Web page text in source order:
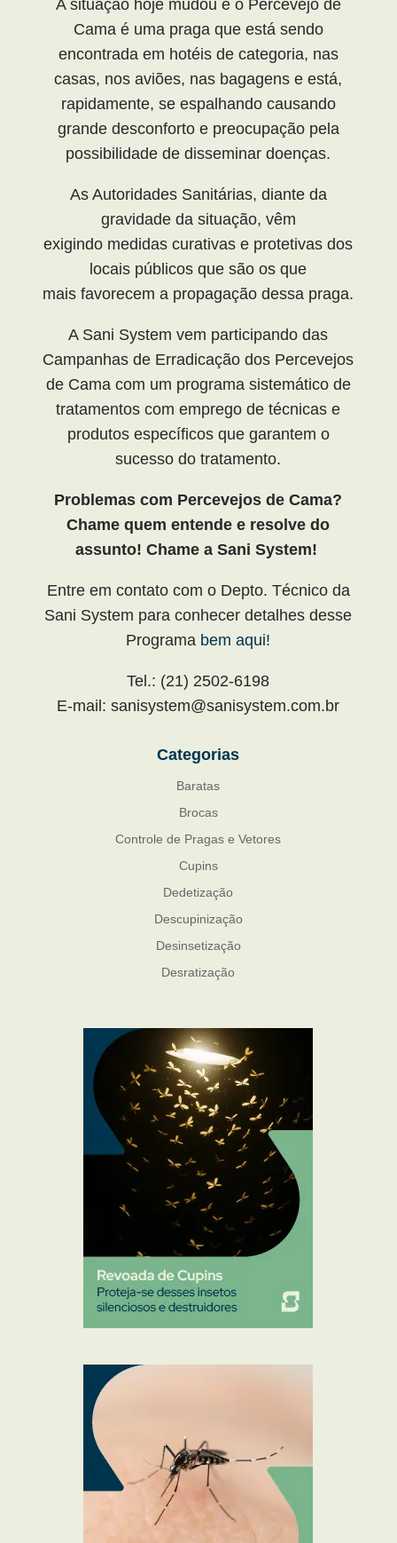
A situação hoje mudou e o Percevejo de
Cama é uma praga que está sendo
encontrada em hotéis de categoria, nas
casas, nos aviões, nas bagagens e está,
rapidamente, se espalhando causando
grande desconforto e preocupação pela
possibilidade de disseminar doenças.
As Autoridades Sanitárias, diante da
gravidade da situação, vêm
exigindo medidas curativas e protetivas dos
locais públicos que são os que
mais favorecem a propagação dessa praga.
A Sani System vem participando das
Campanhas de Erradicação dos Percevejos
de Cama com um programa sistemático de
tratamentos com emprego de técnicas e
produtos específicos que garantem o
sucesso do tratamento.
Problemas com Percevejos de Cama?
Chame quem entende e resolve do
assunto! Chame a Sani System!
Entre em contato com o Depto. Técnico da
Sani System para conhecer detalhes desse
Programa bem aqui!
Tel.: (21) 2502-6198
E-mail: sanisystem@sanisystem.com.br
Categorias
Baratas
Brocas
Controle de Pragas e Vetores
Cupins
Dedetização
Descupinização
Desinsetização
Desratização
Mosquito Mist
Mosquitos
Percevejo de Cama
Pulgas e Carrapatos
Ratos
Sanitização
Traças